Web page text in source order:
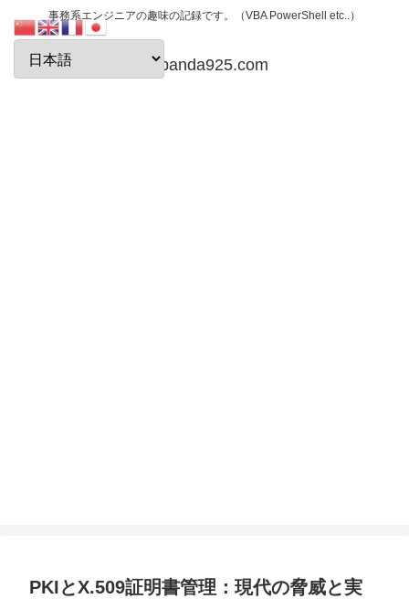
事務系エンジニアの趣味の記録です。（VBA PowerShell etc..）
papanda925.com
PKIとX.509証明書管理：現代の脅威と実